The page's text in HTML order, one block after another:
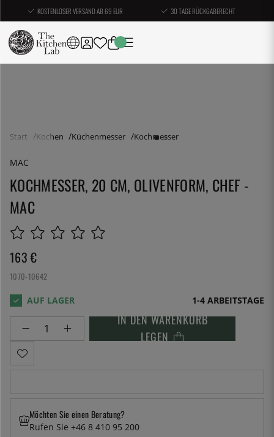
KOSTENLOSER VERSAND AB 69 EUR 30 TAGE RÜCKGABERECHT
Start Kochen Küchenmesser Kochmesser
MAC
KOCHMESSER, 20 CM, OLIVENFORM, CHEF -
MAC
163 €
1070-10642
1-4 ARBEITSTAGE
IN DEN WARENKORB
LEGEN
Möchten Sie einen Beratung?
Rufen Sie +46 8 410 95 200